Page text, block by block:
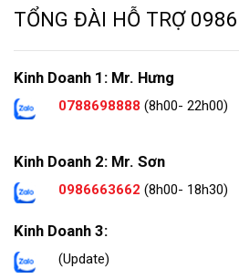
TỔNG ĐÀI HỖ TRỢ
Kinh Doanh 1: Mr. Hưng
0788698888 (8h00- 22h00)
Kinh Doanh 2: Mr. Sơn
0986663662 (8h00- 18h30)
Kinh Doanh 3:
(Update)